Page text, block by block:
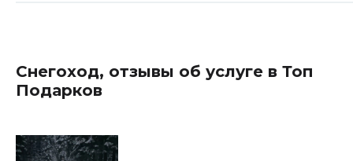
Снегоход, отзывы об услуге в Топ
Подарков